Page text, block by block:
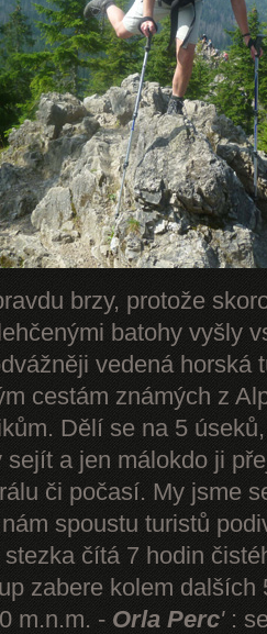
brzy, protože
batohy vyšly
vedená horská
cestám známých z
Dělí se na 5
sejít a jen málokdo ji
či počasí. My jsme
spoustu turistů
čítá 7 hodin
zabere kolem dalších
m.n.m. - Orla Perc':